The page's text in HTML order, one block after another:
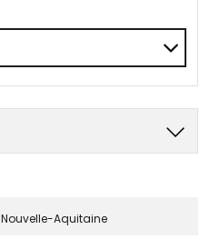
Nouvelle-Aquitaine